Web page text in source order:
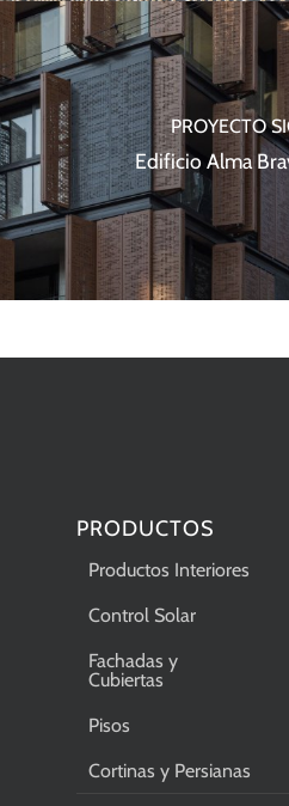
PROYECTO
Edificio Alma
PRODUCTOS
Productos Interiores
Control Solar
Fachadas y
Cubiertas
Pisos
Cortinas y Persianas